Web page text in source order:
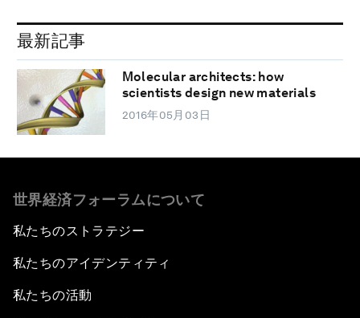
最新記事
Molecular architects: how
scientists design new materials
2016年05月03日
世界経済フォーラムについて
私たちのストラテジー
私たちのアイデンティティ
私たちの活動